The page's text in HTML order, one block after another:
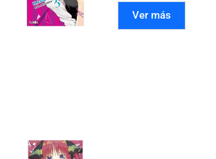
Ver más